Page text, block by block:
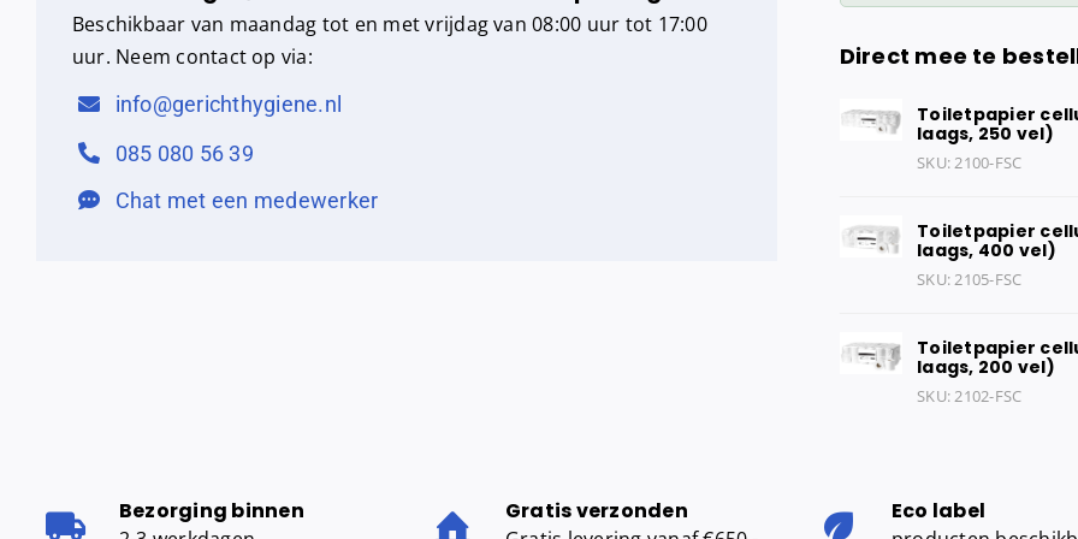
Beschikbaar van maandag tot en met vrijdag van 08:00 uur tot 17:00
uur. Neem contact op via:
info@gerichthygiene.nl
085 080 56 39
Chat met een medewerker
Direct mee te
Toiletpapier
laags, 250 vel)
SKU:2100-FSC
Toiletpapier
laags, 400 vel)
SKU:2105-FSC
Toiletpapier
laags, 200 vel)
SKU:2102-FSC
Bezorging binnen Gratis verzonden Eco label